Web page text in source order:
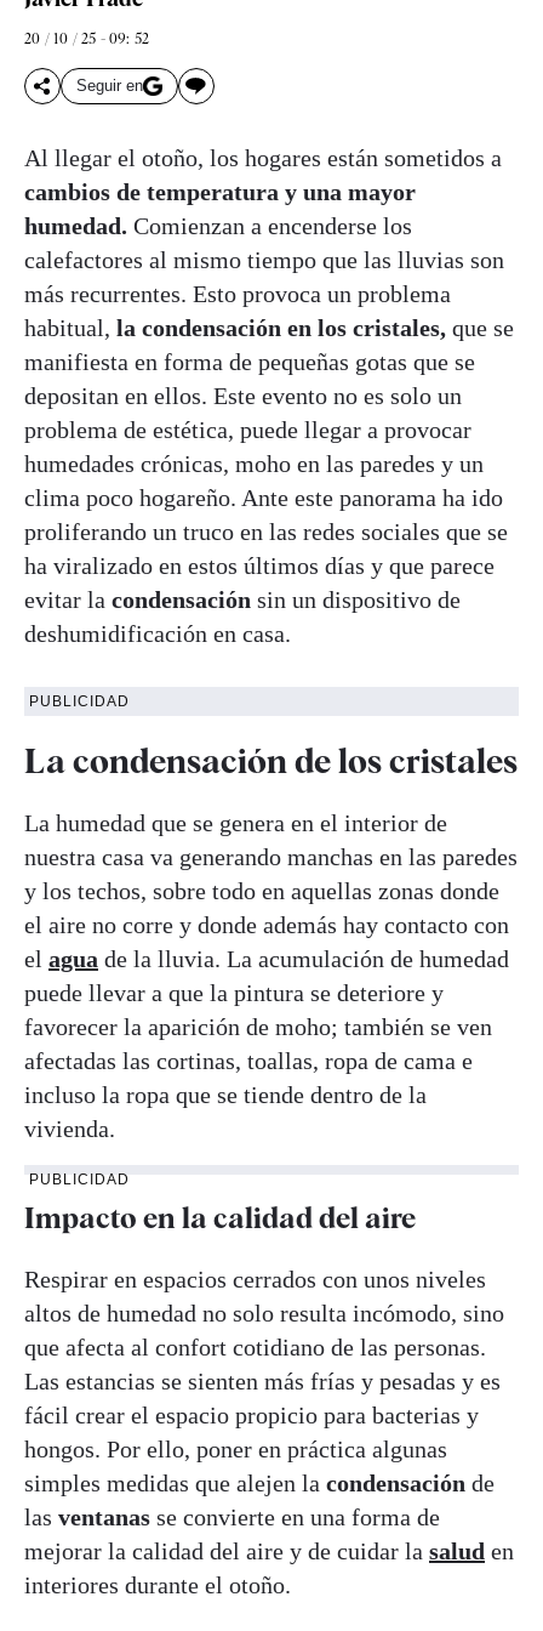
20 / 10 / 25 - 09: 52
Seguir en
Al llegar el otoño, los hogares están sometidos a
cambios de temperatura y una mayor
humedad. Comienzan a encenderse los
calefactores al mismo tiempo que las lluvias son
más recurrentes. Esto provoca un problema
habitual, la condensación en los cristales, que se
manifiesta en forma de pequeñas gotas que se
depositan en ellos. Este evento no es solo un
problema de estética, puede llegar a provocar
humedades crónicas, moho en las paredes y un
clima poco hogareño. Ante este panorama ha ido
proliferando un truco en las redes sociales que se
ha viralizado en estos últimos días y que parece
evitar la condensación sin un dispositivo de
deshumidificación en casa.
PUBLICIDAD
La condensación de los cristales
La humedad que se genera en el interior de
nuestra casa va generando manchas en las paredes
y los techos, sobre todo en aquellas zonas donde
el aire no corre y donde además hay contacto con
el agua de la lluvia. La acumulación de humedad
puede llevar a que la pintura se deteriore y
favorecer la aparición de moho; también se ven
afectadas las cortinas, toallas, ropa de cama e
incluso la ropa que se tiende dentro de la
vivienda.
PUBLICIDAD
Impacto en la calidad del aire
Respirar en espacios cerrados con unos niveles
altos de humedad no solo resulta incómodo, sino
que afecta al confort cotidiano de las personas.
Las estancias se sienten más frías y pesadas y es
fácil crear el espacio propicio para bacterias y
hongos. Por ello, poner en práctica algunas
simples medidas que alejen la condensación de
las ventanas se convierte en una forma de
mejorar la calidad del aire y de cuidar la salud en
interiores durante el otoño.